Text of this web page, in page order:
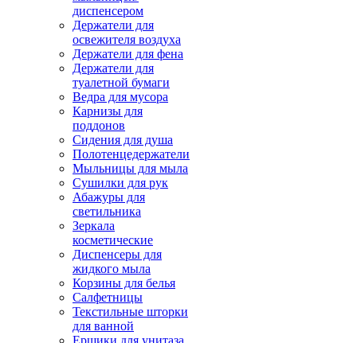
диспенсером
Держатели для
освежителя воздуха
Держатели для фена
Держатели для
туалетной бумаги
Ведра для мусора
Карнизы для
поддонов
Сидения для душа
Полотенцедержатели
Мыльницы для мыла
Сушилки для рук
Абажуры для
светильника
Зеркала
косметические
Диспенсеры для
жидкого мыла
Корзины для белья
Салфетницы
Текстильные шторки
для ванной
Ершики для унитаза